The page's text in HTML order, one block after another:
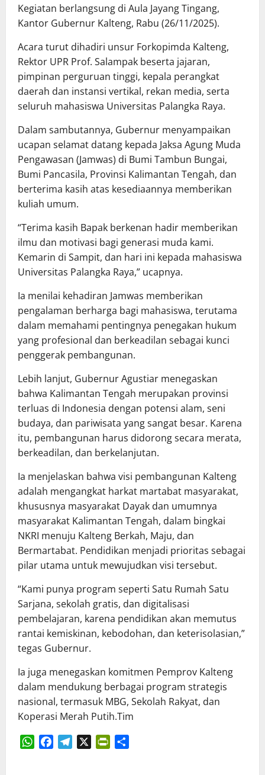
Kegiatan berlangsung di Aula Jayang Tingang,
Kantor Gubernur Kalteng, Rabu (26/11/2025).
Acara turut dihadiri unsur Forkopimda Kalteng,
Rektor UPR Prof. Salampak beserta jajaran,
pimpinan perguruan tinggi, kepala perangkat
daerah dan instansi vertikal, rekan media, serta
seluruh mahasiswa Universitas Palangka Raya.
Dalam sambutannya, Gubernur menyampaikan
ucapan selamat datang kepada Jaksa Agung Muda
Pengawasan (Jamwas) di Bumi Tambun Bungai,
Bumi Pancasila, Provinsi Kalimantan Tengah, dan
berterima kasih atas kesediaannya memberikan
kuliah umum.
“Terima kasih Bapak berkenan hadir memberikan
ilmu dan motivasi bagi generasi muda kami.
Kemarin di Sampit, dan hari ini kepada mahasiswa
Universitas Palangka Raya,” ucapnya.
Ia menilai kehadiran Jamwas memberikan
pengalaman berharga bagi mahasiswa, terutama
dalam memahami pentingnya penegakan hukum
yang profesional dan berkeadilan sebagai kunci
penggerak pembangunan.
Lebih lanjut, Gubernur Agustiar menegaskan
bahwa Kalimantan Tengah merupakan provinsi
terluas di Indonesia dengan potensi alam, seni
budaya, dan pariwisata yang sangat besar. Karena
itu, pembangunan harus didorong secara merata,
berkeadilan, dan berkelanjutan.
Ia menjelaskan bahwa visi pembangunan Kalteng
adalah mengangkat harkat martabat masyarakat,
khususnya masyarakat Dayak dan umumnya
masyarakat Kalimantan Tengah, dalam bingkai
NKRI menuju Kalteng Berkah, Maju, dan
Bermartabat. Pendidikan menjadi prioritas sebagai
pilar utama untuk mewujudkan visi tersebut.
“Kami punya program seperti Satu Rumah Satu
Sarjana, sekolah gratis, dan digitalisasi
pembelajaran, karena pendidikan akan memutus
rantai kemiskinan, kebodohan, dan keterisolasian,”
tegas Gubernur.
Ia juga menegaskan komitmen Pemprov Kalteng
dalam mendukung berbagai program strategis
nasional, termasuk MBG, Sekolah Rakyat, dan
Koperasi Merah Putih.Tim